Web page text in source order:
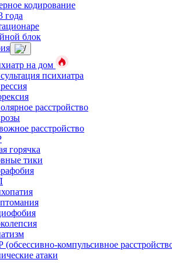
кодирование
года
блок
на дом
психиатра
расстройство
расстройство
горячка
тики
компульсивное
атаки